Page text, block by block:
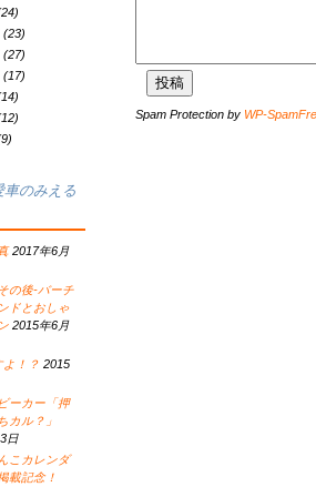
Spam Protection by WP-
(23)
(27)
(17)
車のみえる
2017年6月
の後-バーチ
ドとおしゃ
2015年6月
よ！？ 2015
ーカー「押
カル？」
日
こカレンダ
載記念！